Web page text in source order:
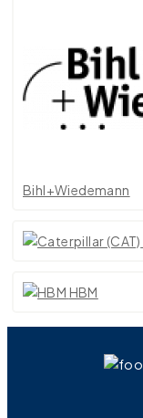
Bihl+Wiedemann
HBM